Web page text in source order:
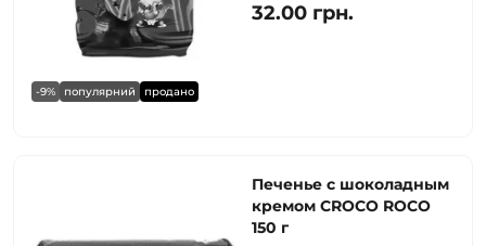
-9% популярний продано
32.00 грн.
Печенье с шоколадным
кремом CROCO ROCO
150 г